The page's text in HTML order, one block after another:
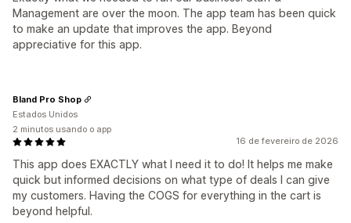
Management are over the moon. The app team has been quick
to make an update that improves the app. Beyond
appreciative for this app.
16 de fevereiro de 2026
This app does EXACTLY what I need it to do! It helps me make
quick but informed decisions on what type of deals I can give
my customers. Having the COGS for everything in the cart is
beyond helpful.
Bland Pro Shop
Estados Unidos
2 minutos usando o app